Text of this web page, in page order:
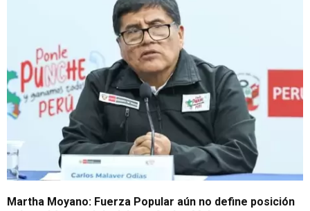
Martha Moyano: Fuerza Popular aún no define posición